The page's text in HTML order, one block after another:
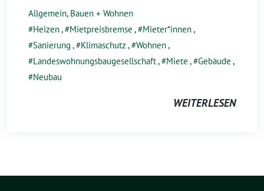
Allgemein, Bauen + Wohnen
Heizen, Mietpreisbremse , Mieter*innen,
Sanierung , Klimaschutz , Wohnen,
Landeswohnungsbaugesellschaft, Miete , Gebäude ,
Neubau
WEITERLESEN